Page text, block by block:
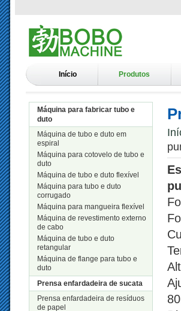
Início Produtos
Máquina para fabricar tubo e
duto
Máquina de tubo e duto em
espiral
Máquina para cotovelo de tubo e
duto
Máquina de tubo e duto flexível
Máquina para tubo e duto
corrugado
Máquina para mangueira flexível
Máquina de revestimento externo
de cabo
Máquina de tubo e duto
retangular
Máquina de flange para tubo e
duto
Prensa enfardadeira de sucata
Prensa enfardadeira de resíduos
de papel